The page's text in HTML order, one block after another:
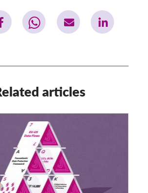
articles